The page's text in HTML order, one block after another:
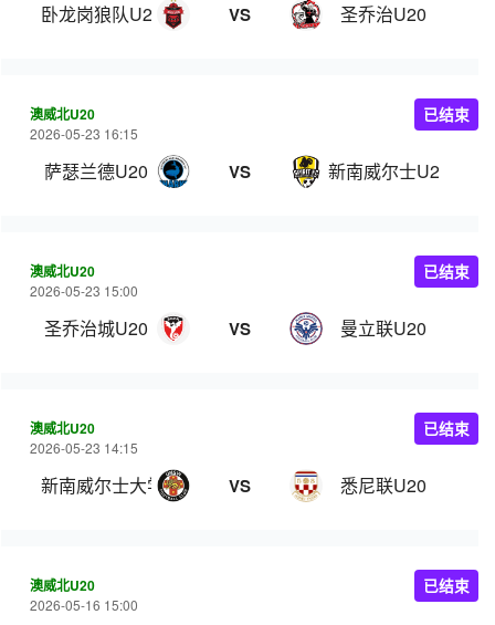
卧龙岗狼队U20 VS 圣乔治U20
澳威北U20
2026-05-23 16:15
萨瑟兰德U20 VS 新南威尔士U20
已结束
澳威北U20
2026-05-23 15:00
圣乔治城U20 VS 曼立联U20
已结束
澳威北U20
2026-05-23 14:15
新南威尔士大学U20 VS 悉尼联U20
已结束
澳威北U20
2026-05-16 15:00
已结束